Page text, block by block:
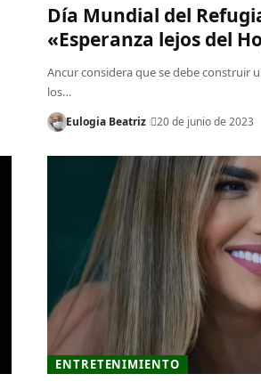
Día Mundial del
«Esperanza lejos del
Ancur considera que se debe construir
los…
Eulogia Beatriz 20 de junio de 2023
ENTRETENIMIENTO